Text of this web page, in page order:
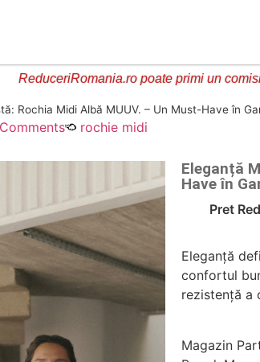
ReduceriRomania.ro poate primi un
Rochia Midi Albă MUUV. – Un Must-Have în
rochie midi
Eleganță
Have în
Pret
Eleganță
confortul
rezistență a
Magazin